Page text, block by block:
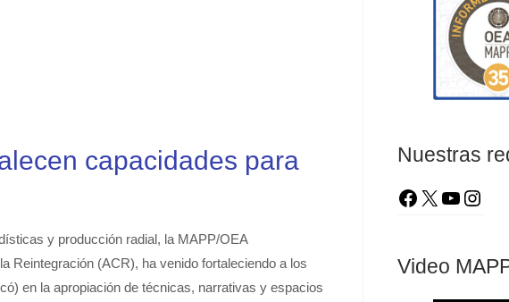
capacidades para
y producción radial, la MAPP/OEA
Reintegración (ACR), ha venido fortaleciendo a los
en la apropiación de técnicas, narrativas y espacios
Nuestras
Video